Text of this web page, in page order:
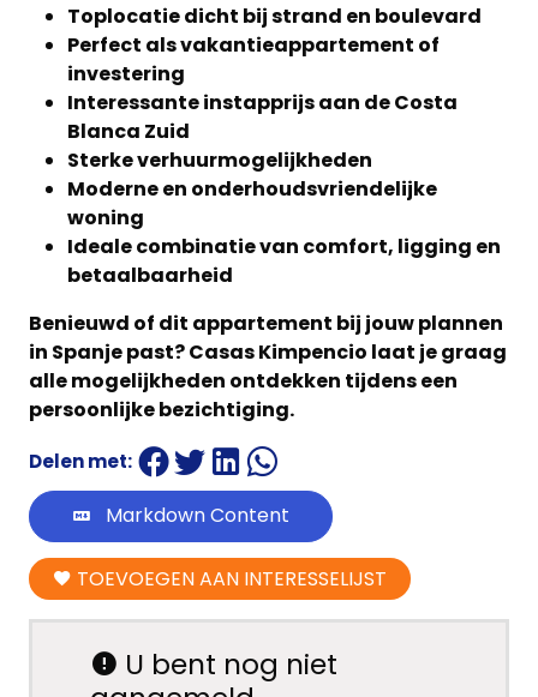
Toplocatie dicht bij strand en boulevard
Perfect als vakantieappartement of
investering
Interessante instapprijs aan de Costa
Blanca Zuid
Sterke verhuurmogelijkheden
Moderne en onderhoudsvriendelijke
woning
Ideale combinatie van comfort, ligging en
betaalbaarheid
Benieuwd of dit appartement bij jouw plannen
in Spanje past? Casas Kimpencio laat je graag
alle mogelijkheden ontdekken tijdens een
persoonlijke bezichtiging.
Delen met:
Markdown Content
TOEVOEGEN AAN INTERESSELIJST
U bent nog niet